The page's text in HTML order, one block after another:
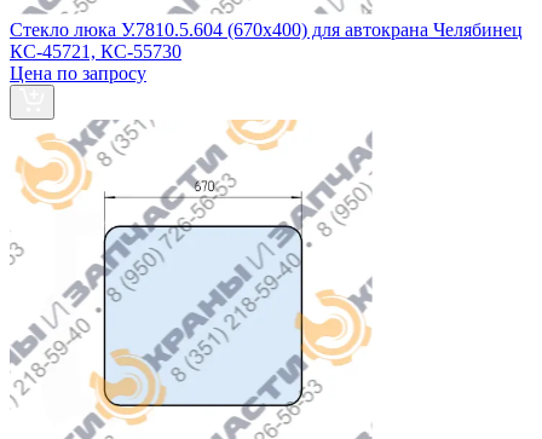
Стекло люка У.7810.5.604 (670х400) для автокрана Челябинец
КС-45721, КС-55730
Цена по запросу